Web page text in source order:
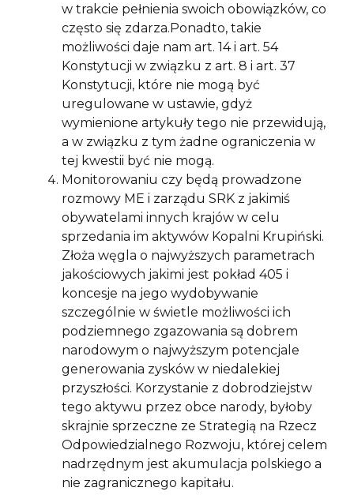
w trakcie pełnienia swoich obowiązków, co
często się zdarza.Ponadto, takie
możliwości daje nam art. 14 i art. 54
Konstytucji w związku z art. 8 i art. 37
Konstytucji, które nie mogą być
uregulowane w ustawie, gdyż
wymienione artykuły tego nie przewidują,
a w związku z tym żadne ograniczenia w
tej kwestii być nie mogą.
Monitorowaniu czy będą prowadzone
rozmowy ME i zarządu SRK z jakimiś
obywatelami innych krajów w celu
sprzedania im aktywów Kopalni Krupiński.
Złoża węgla o najwyższych parametrach
jakościowych jakimi jest pokład 405 i
koncesje na jego wydobywanie
szczególnie w świetle możliwości ich
podziemnego zgazowania są dobrem
narodowym o najwyższym potencjale
generowania zysków w niedalekiej
przyszłości. Korzystanie z dobrodziejstw
tego aktywu przez obce narody, byłoby
skrajnie sprzeczne ze Strategią na Rzecz
Odpowiedzialnego Rozwoju, której celem
nadrzędnym jest akumulacja polskiego a
nie zagranicznego kapitału.